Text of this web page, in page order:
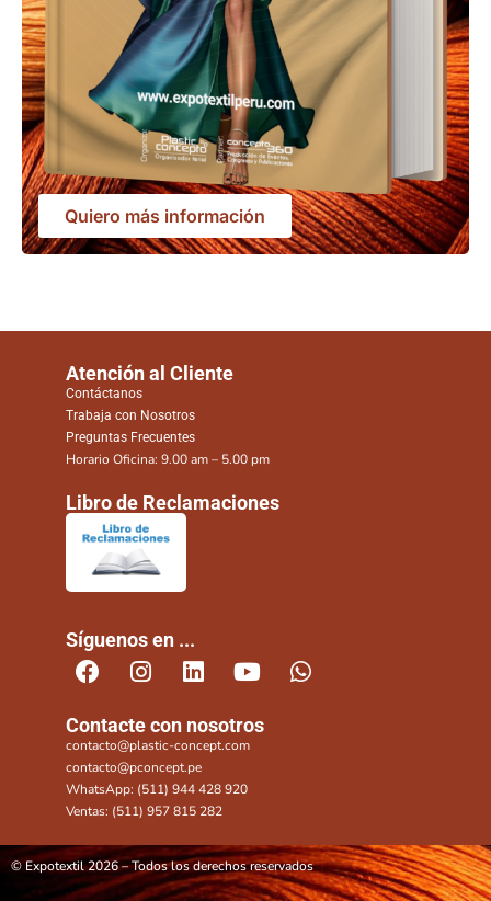
Quiero más información
Atención al Cliente
Contáctanos
Trabaja con Nosotros
Preguntas Frecuentes
Horario Oficina: 9.00 am – 5.00 pm
Libro de Reclamaciones
Síguenos en ...
Contacte con nosotros
contacto@plastic-concept.com
contacto@pconcept.pe
WhatsApp: (511) 944 428 920
Ventas: (511) 957 815 282
© Expotextil 2026 – Todos los derechos reservados